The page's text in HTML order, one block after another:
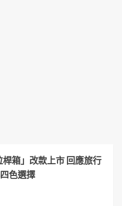
箱」改款上市 回應旅行
色選擇